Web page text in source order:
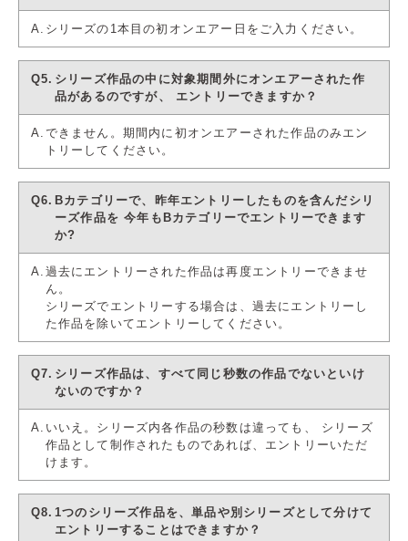
シリーズの1本目の初オンエアー日をご入力ください。
シリーズ作品の中に対象期間外にオンエアーされた作
品があるのですが、 エントリーできますか？
できません。期間内に初オンエアーされた作品のみエン
トリーしてください。
Bカテゴリーで、昨年エントリーしたものを含んだシリ
ーズ作品を今年もBカテゴリーでエントリーできます
か?
過去にエントリーされた作品は再度エントリーできませ
ん。
シリーズでエントリーする場合は、過去にエントリーし
た作品を除いてエントリーしてください。
シリーズ作品は、すべて同じ秒数の作品でないといけ
ないのですか？
いいえ。シリーズ内各作品の秒数は違っても、 シリーズ
作品として制作されたものであれば、エントリーいただ
けます。
1つのシリーズ作品を、単品や別シリーズとして分けて
エントリーすることはできますか？